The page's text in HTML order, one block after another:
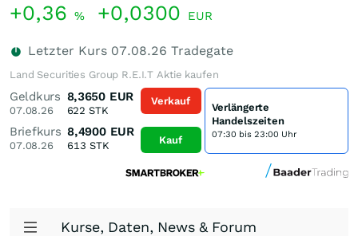
+0,36 % +0,0300 EUR
Letzter Kurs 07.08.26 Tradegate
Land Securities Group R.E.I.T Aktie kaufen
Geldkurs
07.08.26
8,3650 EUR
622 STK
Briefkurs
07.08.26
8,4900 EUR
613 STK
Verkauf
Kauf
Verlängerte
Handelszeiten
07:30 bis 23:00 Uhr
Kurse, Daten, News & Forum